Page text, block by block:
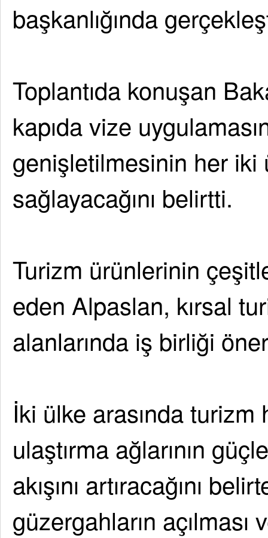
başkanlığında
Toplantıda konuşan
kapıda vize
genişletilmesinin her iki
sağlayacağını belirtti.
Turizm ürünlerinin
eden Alpaslan, kırsal
alanlarında iş birliği
İki ülke arasında
ulaştırma ağlarının
akışını artıracağını
güzergahların